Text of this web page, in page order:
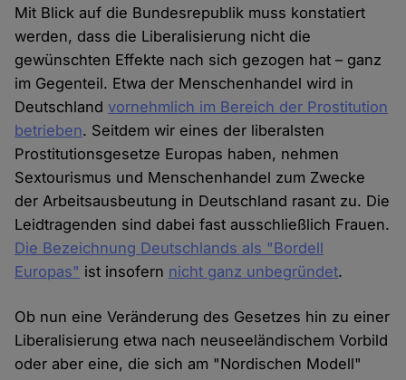
Mit Blick auf die Bundesrepublik muss konstatiert
werden, dass die Liberalisierung nicht die
gewünschten Effekte nach sich gezogen hat – ganz
im Gegenteil. Etwa der Menschenhandel wird in
Deutschlandvornehmlich im Bereich der Prostitution
betrieben. Seitdem wir eines der liberalsten
Prostitutionsgesetze Europas haben, nehmen
Sextourismus und Menschenhandel zum Zwecke
der Arbeitsausbeutung in Deutschland rasant zu. Die
Leidtragenden sind dabei fast ausschließlich Frauen.
Die Bezeichnung Deutschlands als "Bordell
Europas" ist insofern nicht ganz unbegründet.
Ob nun eine Veränderung des Gesetzes hin zu einer
Liberalisierung etwa nach neuseeländischem Vorbild
oder aber eine, die sich am "Nordischen Modell"